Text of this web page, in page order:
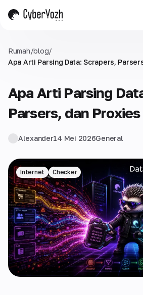
Rumah/blog/
Apa Arti Parsing Data: Scrapers,
Apa Arti Parsing
Parsers, dan Proxies
Alexander14 Mei 2026General
Internet Checker